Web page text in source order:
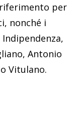
riferimento per
nonché i
Antonio
Vitulano.